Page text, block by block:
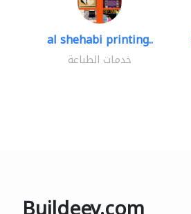
al shehabi printing..
خدمات الطباعة